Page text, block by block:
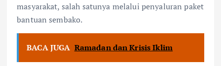
masyarakat, salah satunya melalui penyaluran paket
bantuan sembako.
BACA JUGA Ramadan dan Krisis Iklim